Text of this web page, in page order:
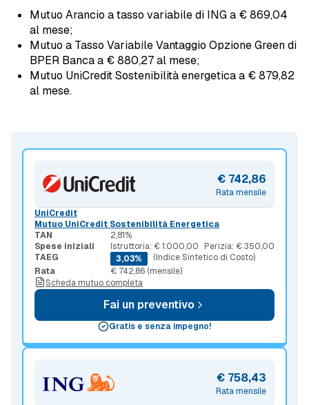
Mutuo Arancio a tasso variabile di ING a € 869,04
al mese;
Mutuo a Tasso Variabile Vantaggio Opzione Green di
BPER Banca a € 880,27 al mese;
Mutuo UniCredit Sostenibilità energetica a € 879,82
al mese.
Rata mensile
€ 742,86
UniCredit
Mutuo UniCredit Sostenibilità Energetica
TAN
2,81%
Spese iniziali
Istruttoria: € 1.000,00
Perizia: € 350,00
TAEG
3,03%
(Indice Sintetico di Costo)
Rata
€ 742,86 (mensile)
Scheda mutuo completa
Fai un preventivo
Gratis e senza impegno!
Rata mensile
€ 758,43